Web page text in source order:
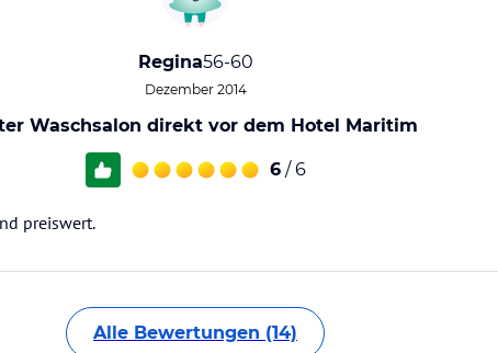
Regina56-60
Dezember 2014
Waschsalon direkt vor dem Hotel Maritim
6 / 6
preiswert.
Alle Bewertungen (14)